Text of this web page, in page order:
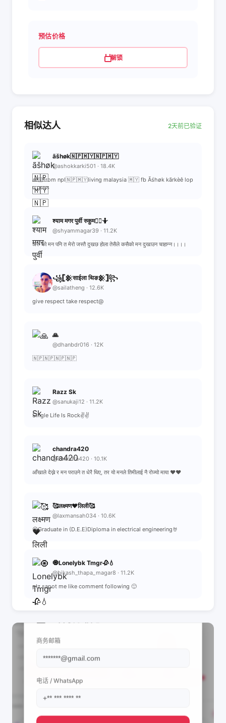
预估价格
解锁
相似达人 2天前已验证
ãšhøk🇳🇵🇲🇾🇳🇵🇲🇾
@ashokkarki501 · 18.4K
🙏🏻from npl🇳🇵🇲🇾living malaysia 🇲🇾 fb Ãśhøk kãrkèê lop
u guys
श्याम मगर पुर्वी रुकुम🤷‍♀️🤷‍
@shyammagar39 · 11.2K
अरु को मन पनि त मेरो जस्तै दुखछ होला तेसैले कसैको मन दुखाउन चाहान्न।।।।
꧁𓊈𒆜साईला थिङ𒆜𓊉꧂
@sailatheng · 12.6K
give respect take respect@
🙏
@dhanbdr016 · 12K
🇳🇵🇳🇵🇳🇵🇳🇵
Razz Sk
@sanukaji12 · 11.2K
Single Life Is Rock✌️✌️
chandra420
@chandra420 · 10.1K
आँखाले देख्ने र मन पराउने त धेरै थिए, तर यो मनले तिमीलाई नै रोज्यो माया ❤️❤️
🥰लक्ष्मण❤️लिली🥰
@laxmansah034 · 10.6K
😘Graduate in (D.E.E)Diploma in electrical engineering🤘
🧿Lonelybk Tmgr🥀💧
@bikash_thapa_magar8 · 11.2K
plz sapot me like comment following 🙂
商务邮箱
电话 / WhatsApp